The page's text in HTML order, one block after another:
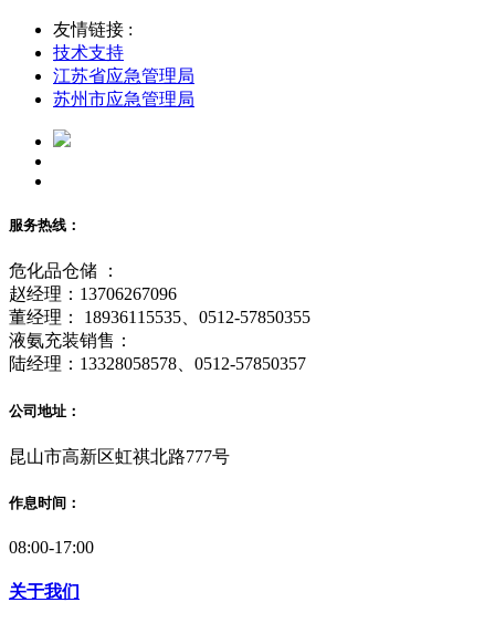
友情链接 :
技术支持
江苏省应急管理局
苏州市应急管理局
服务热线：
危化品仓储 ：
赵经理：13706267096
董经理： 18936115535、0512-57850355
液氨充装销售：
陆经理：13328058578、0512-57850357
公司地址：
昆山市高新区虹祺北路777号
作息时间：
08:00-17:00
关于我们